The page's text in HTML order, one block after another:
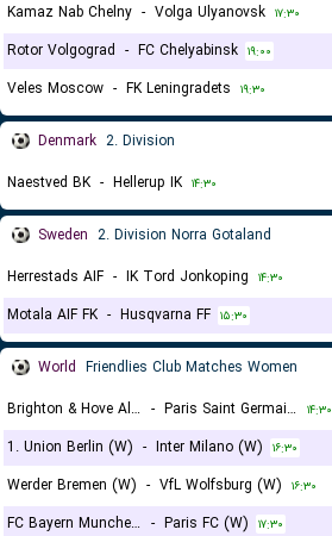
Kamaz Nab Chelny - Volga Ulyanovsk ۱۷:۳۰
Rotor Volgograd - FC Chelyabinsk ۱۹:۰۰
Veles Moscow - FK Leningradets ۱۹:۳۰
Denmark 2. Division
Naestved BK - Hellerup IK ۱۴:۳۰
Sweden 2. Division Norra Gotaland
Herrestads AIF - IK Tord Jonkoping ۱۴:۳۰
Motala AIF FK - Husqvarna FF ۱۵:۳۰
World Friendlies Club Matches Women
Brighton & Hove Albion (W) - Paris Saint Germain (W) ۱۴:۳۰
1. Union Berlin (W) - Inter Milano (W) ۱۶:۳۰
Werder Bremen (W) - VfL Wolfsburg (W) ۱۶:۳۰
FC Bayern Munchen (W) - Paris FC (W) ۱۷:۳۰